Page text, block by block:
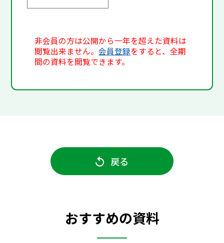
非会員の方は公開から一年を超えた資料は
閲覧出来ません。会員登録をすると、全期
間の資料を閲覧できます。
戻る
おすすめの資料